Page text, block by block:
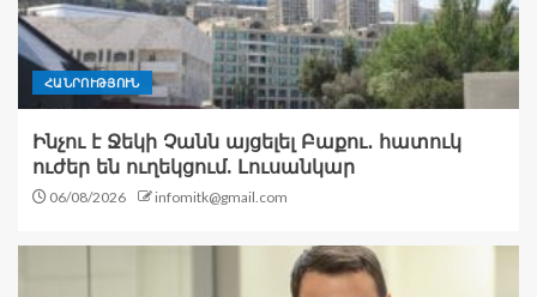
ՀԱՆՐՈՒԹՅՈՒՆ
Ինչու է Ջեկի Չանն այցելել Բաքու․ հատուկ
ուժեր են ուղեկցում. Լուսանկար
06/08/2026 infomitk@gmail.com